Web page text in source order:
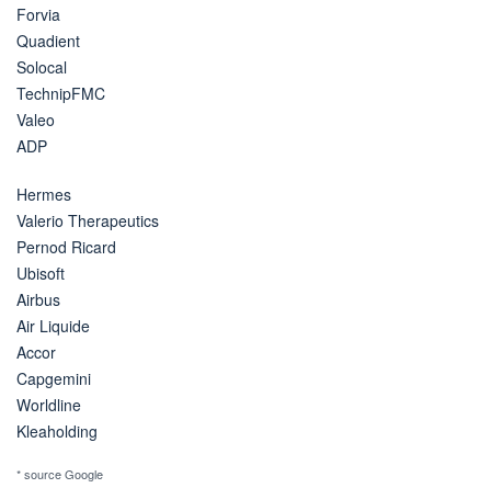
Forvia
Quadient
Solocal
TechnipFMC
Valeo
ADP
Hermes
Valerio Therapeutics
Pernod Ricard
Ubisoft
Airbus
Air Liquide
Accor
Capgemini
Worldline
Kleaholding
* source Google